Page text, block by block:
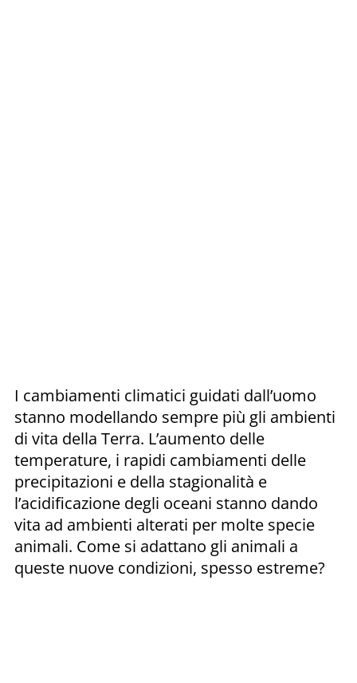
I cambiamenti climatici guidati dall’uomo
stanno modellando sempre più gli ambienti
di vita della Terra. L’aumento delle
temperature, i rapidi cambiamenti delle
precipitazioni e della stagionalità e
l’acidificazione degli oceani stanno dando
vita ad ambienti alterati per molte specie
animali. Come si adattano gli animali a
queste nuove condizioni, spesso estreme?